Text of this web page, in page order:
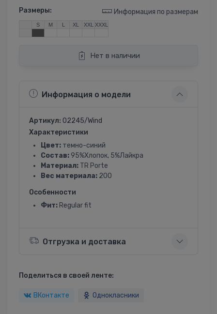
Размеры: Информация по размерам
S M L XL XXL XXXL
Нет в наличии
Информация о модели
Артикул: 02245/Wind
Характеристики
Цвет: темно-синий
Состав: 95%Хлопок, 5%Лайкра
Материал: TR Porte
Вес материала: 200
Особенности
Фит: Regular fit
Отгрузка и доставка
Поделиться в своей ленте:
ВКонтакте Однокласники